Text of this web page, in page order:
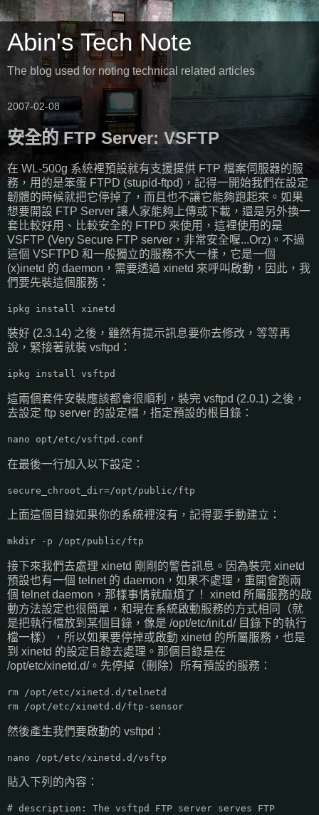
Abin's Tech Note
The blog used for noting technical related articles
2007-02-08
安全的 FTP Server: VSFTP
在 WL-500g 系統裡預設就有支援提供 FTP 檔案伺服器的服
務，用的是笨蛋 FTPD (stupid-ftpd)，記得一開始我們在設定
韌體的時候就把它停掉了，而且也不讓它能夠跑起來。如果
想要開設 FTP Server 讓人家能夠上傳或下載，還是另外換一
套比較好用、比較安全的 FTPD 來使用，這裡使用的是
VSFTP (Very Secure FTP server，非常安全喔...Orz)。不過
這個 VSFTPD 和一般獨立的服務不大一樣，它是一個
(x)inetd 的 daemon，需要透過 xinetd 來呼叫啟動，因此，我
們要先裝這個服務：
ipkg install xinetd
裝好 (2.3.14) 之後，雖然有提示訊息要你去修改，等等再
說，緊接著就裝 vsftpd：
ipkg install vsftpd
這兩個套件安裝應該都會很順利，裝完 vsftpd (2.0.1) 之後，
去設定 ftp server 的設定檔，指定預設的根目錄：
nano opt/etc/vsftpd.conf
在最後一行加入以下設定：
secure_chroot_dir=/opt/public/ftp
上面這個目錄如果你的系統裡沒有，記得要手動建立：
mkdir -p /opt/public/ftp
接下來我們去處理 xinetd 剛剛的警告訊息。因為裝完 xinetd
預設也有一個 telnet 的 daemon，如果不處理，重開會跑兩
個 telnet daemon，那樣事情就麻煩了！ xinetd 所屬服務的啟
動方法設定也很簡單，和現在系統啟動服務的方式相同（就
是把執行檔放到某個目錄，像是 /opt/etc/init.d/ 目錄下的執行
檔一樣），所以如果要停掉或啟動 xinetd 的所屬服務，也是
到 xinetd 的設定目錄去處理。那個目錄是在
/opt/etc/xinetd.d/。先停掉（刪除）所有預設的服務：
rm /opt/etc/xinetd.d/telnetd
rm /opt/etc/xinetd.d/ftp-sensor
然後產生我們要啟動的 vsftpd：
nano /opt/etc/xinetd.d/vsftp
貼入下列的內容：
# description: The vsftpd FTP server serves FTP